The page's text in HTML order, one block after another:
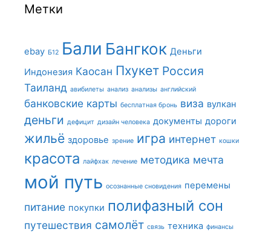
Метки
ebay Б12 Бали Бангкок Деньги
Индонезия Каосан Пхукет Россия
Таиланд авибилеты анализ анализы английский
банковские карты бесплатная бронь виза вулкан
деньги дефицит дизайн человека документы дороги
жильё здоровье зрение игра интернет кошки
красота лайфхак лечение методика мечта
мой путь осознанные сновидения перемены
питание покупки полифазный сон
путешествия самолёт связь техника финансы